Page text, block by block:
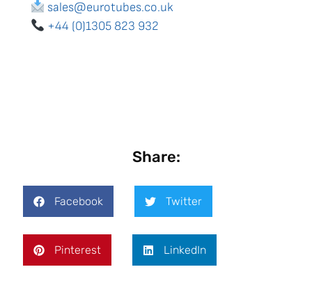
sales@eurotubes.co.uk
+44 (0)1305 823 932
Share:
Facebook Twitter
Pinterest LinkedIn